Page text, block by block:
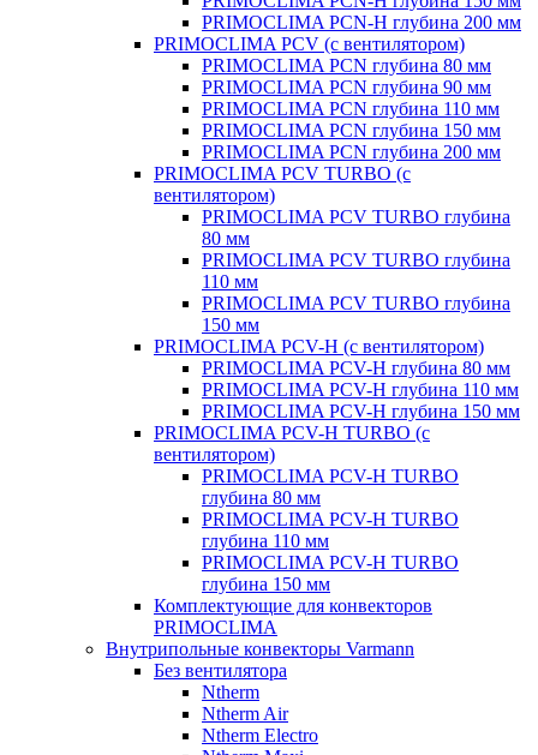
PRIMOCLIMA PCN-H глубина 200 мм
PRIMOCLIMA PCV (c вентилятором)
PRIMOCLIMA PCN глубина 80 мм
PRIMOCLIMA PCN глубина 90 мм
PRIMOCLIMA PCN глубина 110 мм
PRIMOCLIMA PCN глубина 150 мм
PRIMOCLIMA PCN глубина 200 мм
PRIMOCLIMA PCV TURBO (c
вентилятором)
PRIMOCLIMA PCV TURBO глубина
80 мм
PRIMOCLIMA PCV TURBO глубина
110 мм
PRIMOCLIMA PCV TURBO глубина
150 мм
PRIMOCLIMA PCV-H (c вентилятором)
PRIMOCLIMA PCV-H глубина 80 мм
PRIMOCLIMA PCV-H глубина 110 мм
PRIMOCLIMA PCV-H глубина 150 мм
PRIMOCLIMA PCV-H TURBO (c
вентилятором)
PRIMOCLIMA PCV-H TURBO
глубина 80 мм
PRIMOCLIMA PCV-H TURBO
глубина 110 мм
PRIMOCLIMA PCV-H TURBO
глубина 150 мм
Комплектующие для конвекторов
PRIMOCLIMA
Внутрипольные конвекторы Varmann
Без вентилятора
Ntherm
Ntherm Air
Ntherm Electro